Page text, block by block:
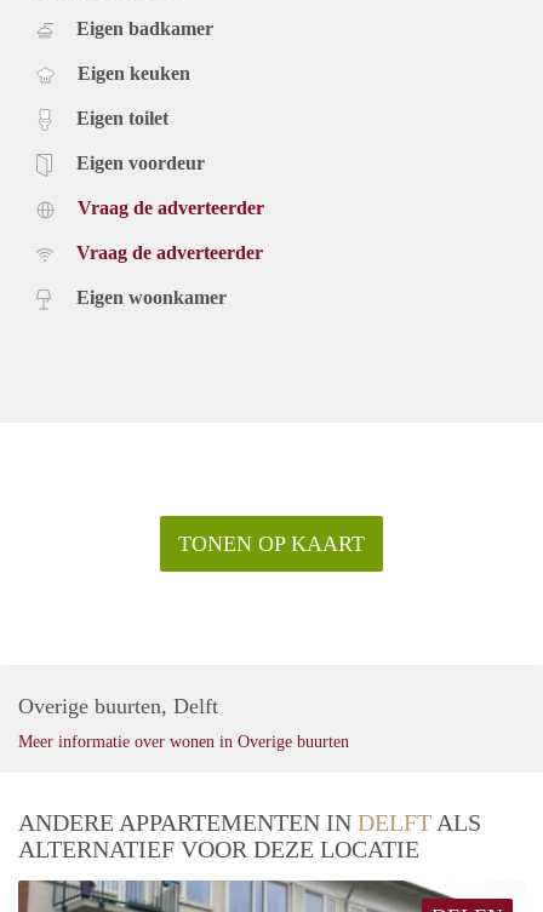
Eigen badkamer
Eigen keuken
Eigen toilet
Eigen voordeur
Vraag de adverteerder
Vraag de adverteerder
Eigen woonkamer
TONEN OP KAART
Overige buurten, Delft
Meer informatie over wonen in Overige buurten
ANDERE APPARTEMENTEN IN DELFT ALS
ALTERNATIEF VOOR DEZE LOCATIE